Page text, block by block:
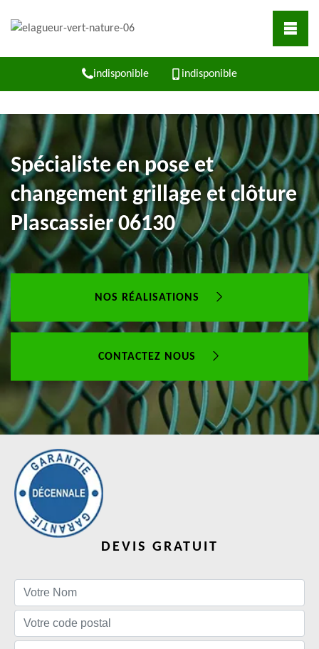
indisponible indisponible
Spécialiste en pose et
changement grillage et clôture
Plascassier 06130
NOS RÉALISATIONS
CONTACTEZ NOUS
DEVIS GRATUIT